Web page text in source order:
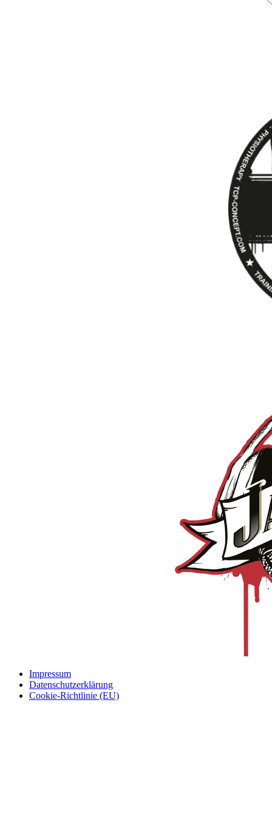
Impressum
Datenschutzerklärung
Cookie-Richtlinie (EU)